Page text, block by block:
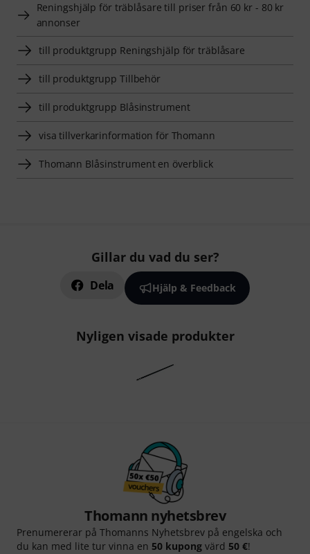
Reningshjälp för träblåsare till priser från 60 kr - 80 kr
annonser
till produktgrupp Reningshjälp för träblåsare
till produktgrupp Tillbehör
till produktgrupp Blåsinstrument
visa tillverkarinformation för Thomann
Thomann Blåsinstrument en överblick
Gillar du vad du ser?
Dela Hjälp & Feedback
Nyligen visade produkter
Thomann nyhetsbrev
Prenumererar på Thomanns Nyhetsbrev på engelska och
du kan med lite tur vinna en 50 kupong värd 50 €!